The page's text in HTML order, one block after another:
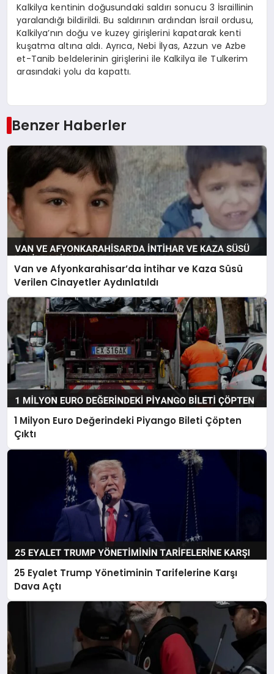
Kalkilya kentinin doğusundaki saldırı sonucu 3 İsraillinin
yaralandığı bildirildi. Bu saldırının ardından İsrail ordusu,
Kalkilya’nın doğu ve kuzey girişlerini kapatarak kenti
kuşatma altına aldı. Ayrıca, Nebi İlyas, Azzun ve Azbe
et-Tanib beldelerinin girişlerini ile Kalkilya ile Tulkerim
arasındaki yolu da kapattı.
Benzer Haberler
Van ve Afyonkarahisar’da İntihar ve Kaza Süsü
Verilen Cinayetler Aydınlatıldı
1 Milyon Euro Değerindeki Piyango Bileti Çöpten
Çıktı
25 Eyalet Trump Yönetiminin Tarifelerine Karşı
Dava Açtı